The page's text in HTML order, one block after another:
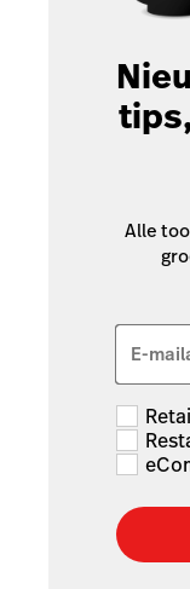
Alle
E-